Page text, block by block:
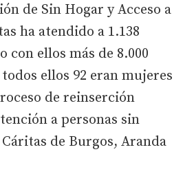
de Sin Hogar y Acceso a
ha atendido a 1.138
con ellos más de 8.000
ellos 92 eran mujeres
de reinserción
a personas sin
de Burgos, Aranda